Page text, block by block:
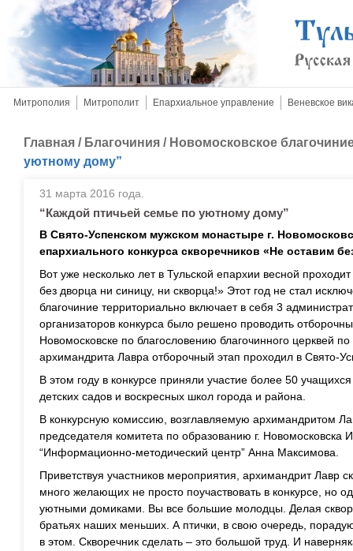
Митрополия Митрополит Епархиальное управление Веневское
Главная / Благочиния / Новомосковское
уютному дому”
31 марта 2016 года.
“Каждой птичьей семье по уютному дому”
В Свято-Успенском мужском монастыре г.
епархиального конкурса скворечников «Не оставим
Вот уже несколько лет в Тульской епархии весной
без дворца ни синицу, ни скворца!» Этот год не стал
благочиние территориально включает в себя 3
организаторов конкурса было решено проводить
Новомосковске по благословению благочинного церквей
архимандрита Лавра отборочный этап проходил в Свято-
В этом году в конкурсе приняли участие более 50
детских садов и воскресных школ города и района.
В конкурсную комиссию, возглавляемую архимандритом
председателя комитета по образованию г.
“Информационно-методический центр” Анна Максимова.
Приветствуя участников мероприятия, архимандрит Лавр
много желающих не просто поучаствовать в конкурсе, но
уютными домиками. Вы все большие молодцы. Делая
братьях наших меньших. А птички, в свою очередь,
в этом. Скворечник сделать – это большой труд. И